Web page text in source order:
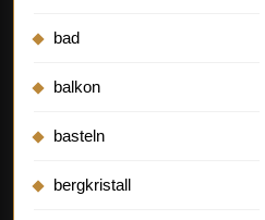
bad
balkon
basteln
bergkristall